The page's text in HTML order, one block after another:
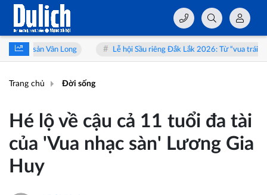
Lễ hội Sầu riêng Đắk Lắk 2026: Từ “vua trái cây” đến hành trình trải
Trang chủ Đời sống
Hé lộ về cậu cả 11 tuổi đa tài
của 'Vua nhạc sàn' Lương Gia
Huy